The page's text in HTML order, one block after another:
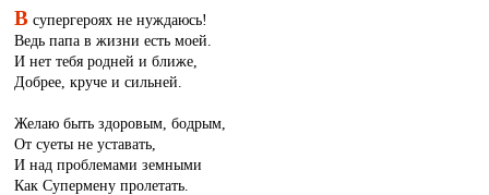
В супергероях не нуждаюсь!
Ведь папа в жизни есть моей.
И нет тебя родней и ближе,
Добрее, круче и сильней.
Желаю быть здоровым, бодрым,
От суеты не уставать,
И над проблемами земными
Как Супермену пролетать.